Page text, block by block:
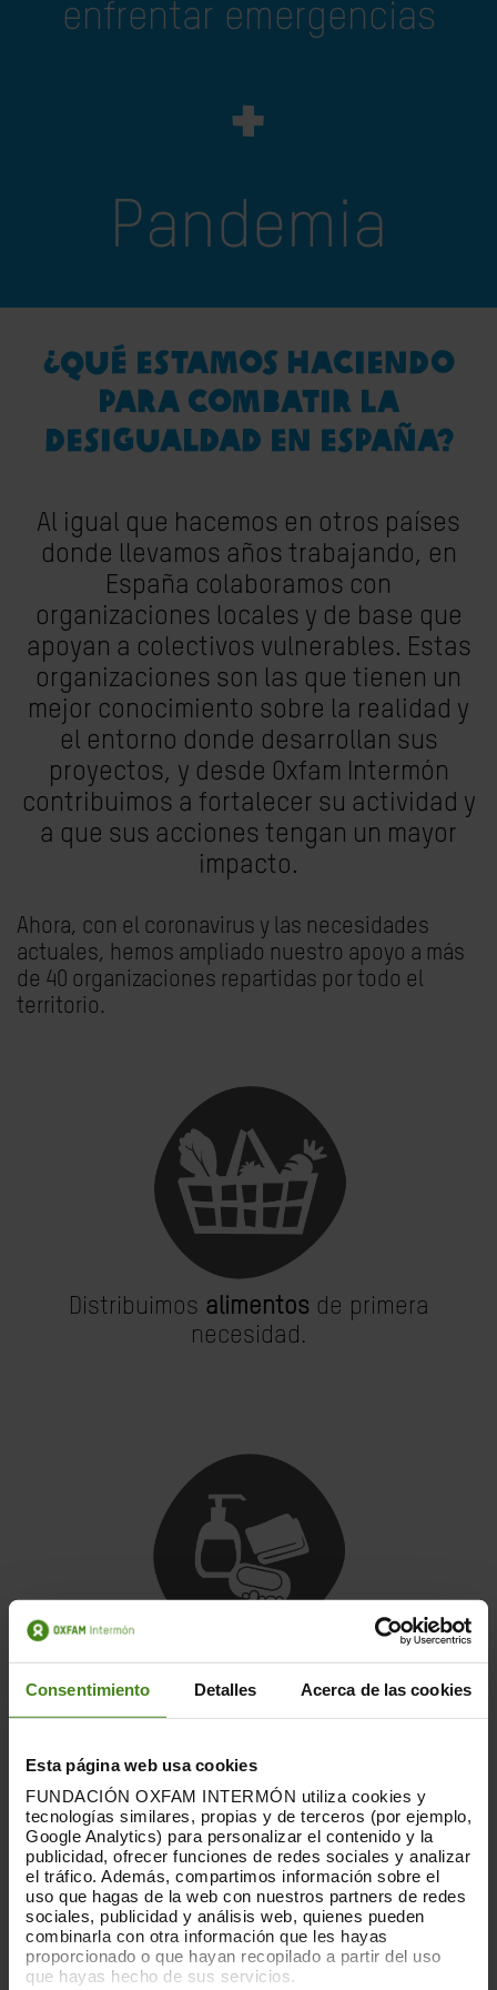
Consentimiento Detalles Acerca de las cookies
Esta página web usa cookies
FUNDACIÓN OXFAM INTERMÓN utiliza cookies y
tecnologías similares, propias y de terceros (por ejemplo,
Google Analytics) para personalizar el contenido y la
publicidad, ofrecer funciones de redes sociales y analizar
el tráfico. Además, compartimos información sobre el
uso que hagas de la web con nuestros partners de redes
sociales, publicidad y análisis web, quienes pueden
combinarla con otra información que les hayas
proporcionado o que hayan recopilado a partir del uso
que hayas hecho de sus servicios.
enfrentar emergencias
+
Pandemia
¿QUÉ ESTAMOS HACIENDO
PARA COMBATIR LA
DESIGUALDAD EN ESPAÑA?
Al igual que hacemos en otros países
donde llevamos años trabajando, en
España colaboramos con
organizaciones locales y de base que
apoyan a colectivos vulnerables. Estas
organizaciones son las que tienen un
mejor conocimiento sobre la realidad y
el entorno donde desarrollan sus
proyectos, y desde Oxfam Intermón
contribuimos a fortalecer su actividad y
a que sus acciones tengan un mayor
impacto.
Ahora, con el coronavirus y las necesidades
actuales, hemos ampliado nuestro apoyo a más
de 40 organizaciones repartidas por todo el
territorio.
Distribuimos alimentosde primera
necesidad.